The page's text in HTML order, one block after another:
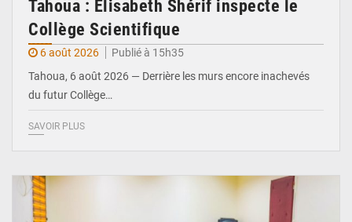
Tahoua : Élisabeth Shérif inspecte le
Collège Scientifique
6 août 2026
Publié à 15h35
Tahoua, 6 août 2026 — Derrière les murs encore inachevés
du futur Collège…
SAVOIR PLUS